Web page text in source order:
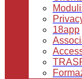
18app